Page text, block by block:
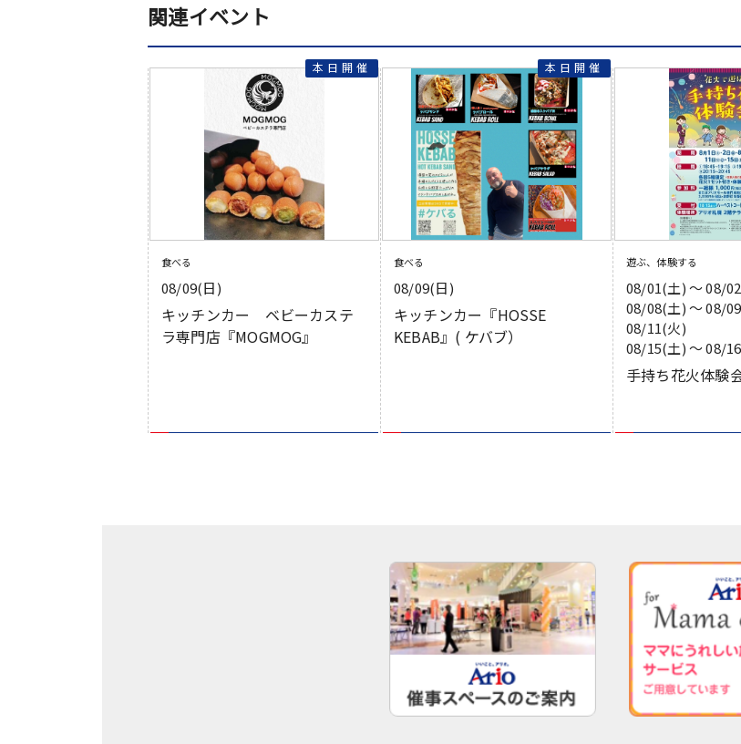
関連イベント
食べる
08/09(日)
キッチンカー ベビーカステ
ラ専門店『MOGMOG』
食べる
08/09(日)
キッチンカー『HOSSE
KEBAB』( ケバブ）
遊ぶ、体験する
08/01(土) 〜 08/
08/08(土) 〜 08/
08/11(火)
08/15(土) 〜 08/
手持ち花火体験